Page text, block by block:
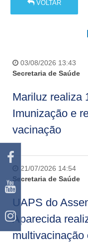
VOLTAR
03/08/2026 13:43
Secretaria de Saúde
Mariluz realiza
Imunização e
vacinação
21/07/2026 14:54
Secretaria de Saúde
UAPS do
Aparecida
multivacinação